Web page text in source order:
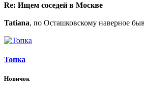
Re: Ищем соседей в Москве
Tatiana, по Осташковскому наверное
Топка
Новичок